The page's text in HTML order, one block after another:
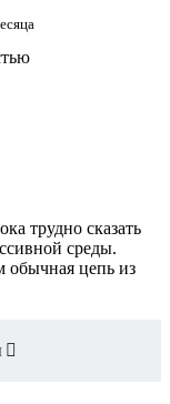
трудно сказать
среды.
обычная цепь из